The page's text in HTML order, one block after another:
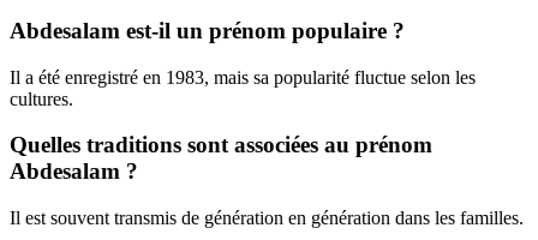
Abdesalam est-il un prénom populaire ?
Il a été enregistré en 1983, mais sa popularité fluctue selon les
cultures.
Quelles traditions sont associées au prénom
Abdesalam ?
Il est souvent transmis de génération en génération dans les familles.